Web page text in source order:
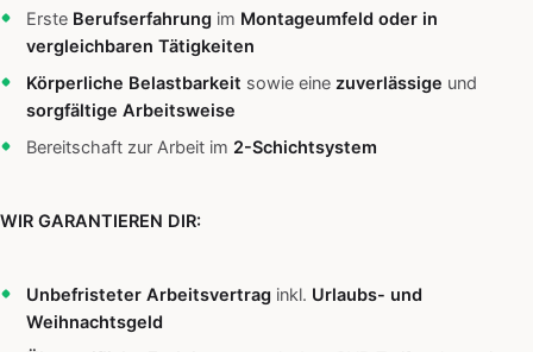
Erste Berufserfahrung im Montageumfeld oder in
vergleichbaren Tätigkeiten
Körperliche Belastbarkeit sowie eine zuverlässige und
sorgfältige Arbeitsweise
Bereitschaft zur Arbeit im 2-Schichtsystem
WIR GARANTIEREN DIR:
Unbefristeter Arbeitsvertrag inkl. Urlaubs- und
Weihnachtsgeld